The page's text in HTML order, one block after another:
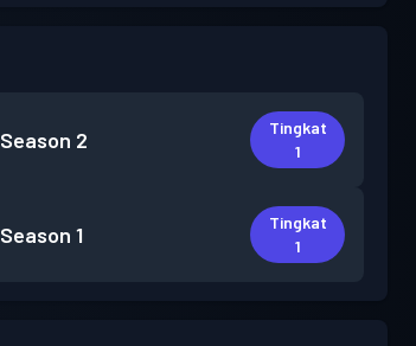
Season 2
Tingkat
1
Season 1
Tingkat
1